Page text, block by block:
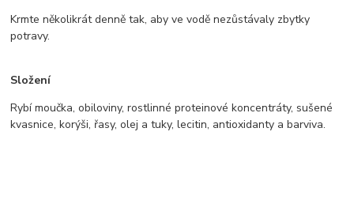
Krmte několikrát denně tak, aby ve vodě nezůstávaly zbytky
potravy.
Složení
Rybí moučka, obiloviny, rostlinné proteinové koncentráty, sušené
kvasnice, korýši, řasy, olej a tuky, lecitin, antioxidanty a barviva.